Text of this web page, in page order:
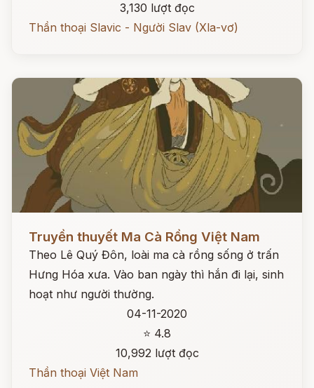
3,130 lượt đọc
Thần thoại Slavic - Người Slav (Xla-vơ)
Đọc ngay
Truyền thuyết Ma Cà Rồng Việt Nam
Theo Lê Quý Đôn, loài ma cà rồng sống ở trấn
Hưng Hóa xưa. Vào ban ngày thì hắn đi lại, sinh
hoạt như người thường.
04-11-2020
⭐ 4.8
10,992 lượt đọc
Thần thoại Việt Nam